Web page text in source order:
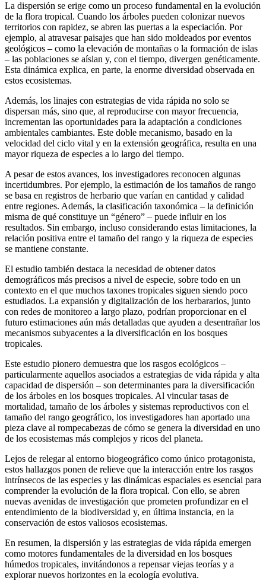
La dispersión se erige como un proceso fundamental en la evolución
de la flora tropical. Cuando los árboles pueden colonizar nuevos
territorios con rapidez, se abren las puertas a la especiación. Por
ejemplo, al atravesar paisajes que han sido moldeados por eventos
geológicos – como la elevación de montañas o la formación de islas
– las poblaciones se aíslan y, con el tiempo, divergen genéticamente.
Esta dinámica explica, en parte, la enorme diversidad observada en
estos ecosistemas.
Además, los linajes con estrategias de vida rápida no solo se
dispersan más, sino que, al reproducirse con mayor frecuencia,
incrementan las oportunidades para la adaptación a condiciones
ambientales cambiantes. Este doble mecanismo, basado en la
velocidad del ciclo vital y en la extensión geográfica, resulta en una
mayor riqueza de especies a lo largo del tiempo.
A pesar de estos avances, los investigadores reconocen algunas
incertidumbres. Por ejemplo, la estimación de los tamaños de rango
se basa en registros de herbario que varían en cantidad y calidad
entre regiones. Además, la clasificación taxonómica – la definición
misma de qué constituye un “género” – puede influir en los
resultados. Sin embargo, incluso considerando estas limitaciones, la
relación positiva entre el tamaño del rango y la riqueza de especies
se mantiene constante.
El estudio también destaca la necesidad de obtener datos
demográficos más precisos a nivel de especie, sobre todo en un
contexto en el que muchos taxones tropicales siguen siendo poco
estudiados. La expansión y digitalización de los herbararios, junto
con redes de monitoreo a largo plazo, podrían proporcionar en el
futuro estimaciones aún más detalladas que ayuden a desentrañar los
mecanismos subyacentes a la diversificación en los bosques
tropicales.
Este estudio pionero demuestra que los rasgos ecológicos –
particularmente aquellos asociados a estrategias de vida rápida y alta
capacidad de dispersión – son determinantes para la diversificación
de los árboles en los bosques tropicales. Al vincular tasas de
mortalidad, tamaño de los árboles y sistemas reproductivos con el
tamaño del rango geográfico, los investigadores han aportado una
pieza clave al rompecabezas de cómo se genera la diversidad en uno
de los ecosistemas más complejos y ricos del planeta.
Lejos de relegar al entorno biogeográfico como único protagonista,
estos hallazgos ponen de relieve que la interacción entre los rasgos
intrínsecos de las especies y las dinámicas espaciales es esencial para
comprender la evolución de la flora tropical. Con ello, se abren
nuevas avenidas de investigación que prometen profundizar en el
entendimiento de la biodiversidad y, en última instancia, en la
conservación de estos valiosos ecosistemas.
En resumen, la dispersión y las estrategias de vida rápida emergen
como motores fundamentales de la diversidad en los bosques
húmedos tropicales, invitándonos a repensar viejas teorías y a
explorar nuevos horizontes en la ecología evolutiva.